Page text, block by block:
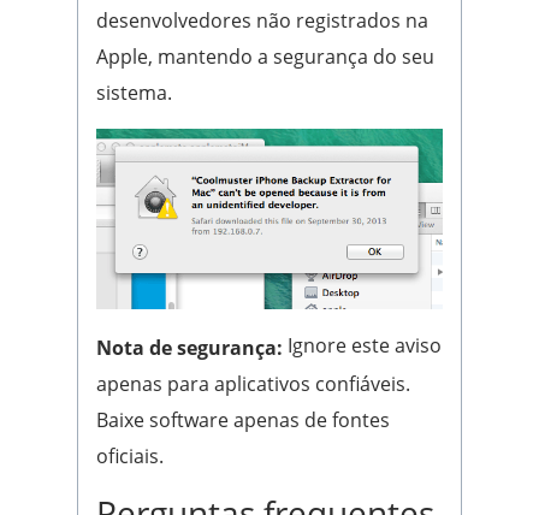
desenvolvedores não registrados na
Apple, mantendo a segurança do seu
sistema.
Nota de segurança: Ignore este aviso
apenas para aplicativos confiáveis.
Baixe software apenas de fontes
oficiais.